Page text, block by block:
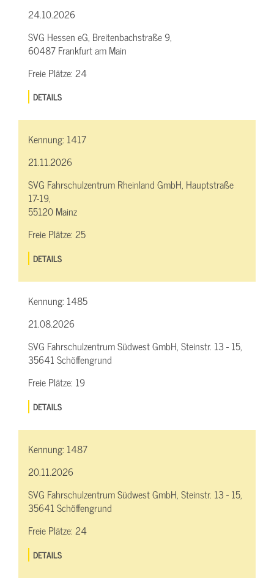
24.10.2026
SVG Hessen eG, Breitenbachstraße 9,
60487 Frankfurt am Main
Freie Plätze:24
DETAILS
Kennung: 1417
21.11.2026
SVG Fahrschulzentrum Rheinland GmbH, Hauptstraße
17-19,
55120 Mainz
Freie Plätze:25
DETAILS
Kennung: 1485
21.08.2026
SVG Fahrschulzentrum Südwest GmbH, Steinstr. 13 - 15,
35641 Schöffengrund
Freie Plätze: 19
DETAILS
Kennung: 1487
20.11.2026
SVG Fahrschulzentrum Südwest GmbH, Steinstr. 13 - 15,
35641 Schöffengrund
Freie Plätze:24
DETAILS